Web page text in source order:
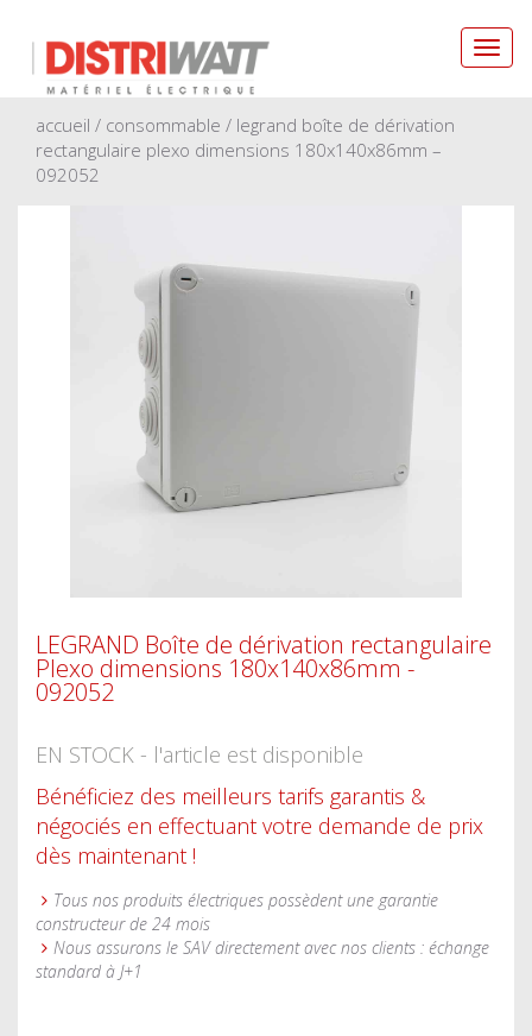
accueil / consommable / legrand boîte de dérivation
rectangulaire plexo dimensions 180x140x86mm –
092052
LEGRAND Boîte de dérivation rectangulaire
Plexo dimensions 180x140x86mm -
092052
EN STOCK - l'article est disponible
Bénéficiez des meilleurs tarifs garantis &
négociés en effectuant votre demande de prix
dès maintenant !
Tous nos produits électriques possèdent une garantie
constructeur de 24 mois
Nous assurons le SAV directement avec nos clients : échange
standard à J+1